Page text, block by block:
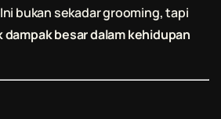
bukan sekadar grooming, tapi
besar dalam kehidupan